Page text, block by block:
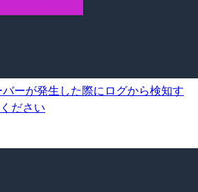
ーが発生した際にログから検知す
ださい